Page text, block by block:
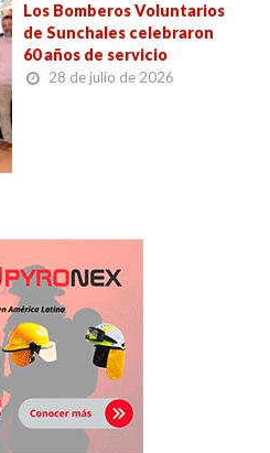
Los Bomberos Voluntarios
de Sunchales celebraron
60 años de servicio
28 de julio de 2026